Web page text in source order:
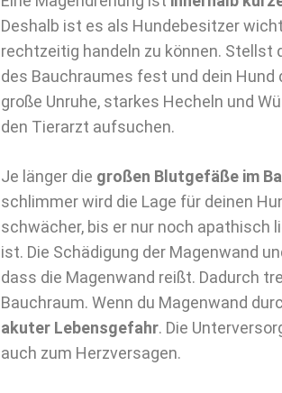
Deshalb ist es als Hundebesitzer
rechtzeitig handeln zu können. Stellst
des Bauchraumes fest und dein
große Unruhe, starkes Hecheln und
den Tierarzt aufsuchen.
Je länger die großen Blutgefäße im
schlimmer wird die Lage für deinen
schwächer, bis er nur noch apathisch
ist. Die Schädigung der Magenwand
dass die Magenwand reißt. Dadurch
Bauchraum. Wenn du Magenwand
akuter Lebensgefahr. Die
auch zum Herzversagen.